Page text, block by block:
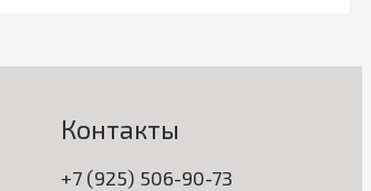
Контакты
+7 (925) 506-90-73